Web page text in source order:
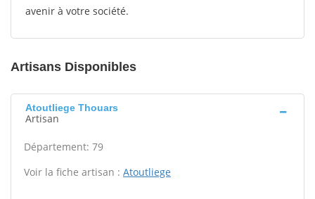
avenir à votre société.
Artisans Disponibles
Atoutliege Thouars
Artisan
Département: 79
Voir la fiche artisan : Atoutliege